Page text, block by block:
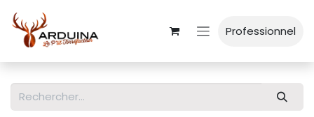
Professionnel